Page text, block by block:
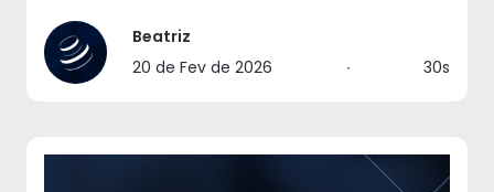
Beatriz
20 de Fev de 2026
∙ 30s